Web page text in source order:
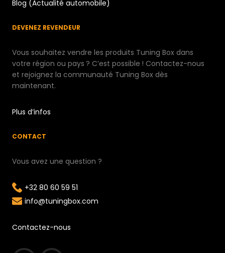
Blog (Actualité automobile)
DEVENEZ REVENDEUR
Vous souhaitez vendre les produits Tuning Box dans
votre région ou pays ? C’est possible ! Contactez-nous
et rejoignez la communauté Tuning Box dès
maintenant.
Plus d’infos
CONTACT
Vous avez une question ?
+32 80 60 59 51
info@tuningbox.com
Contactez-nous